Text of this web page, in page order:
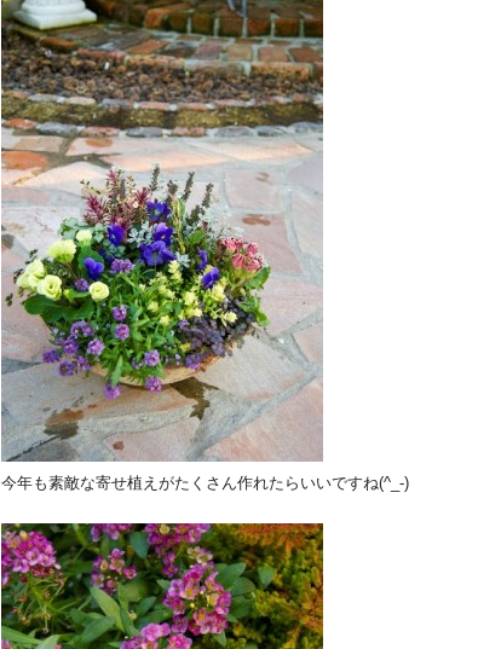
今年も素敵な寄せ植えがたくさん作れたらいいですね(^_-)